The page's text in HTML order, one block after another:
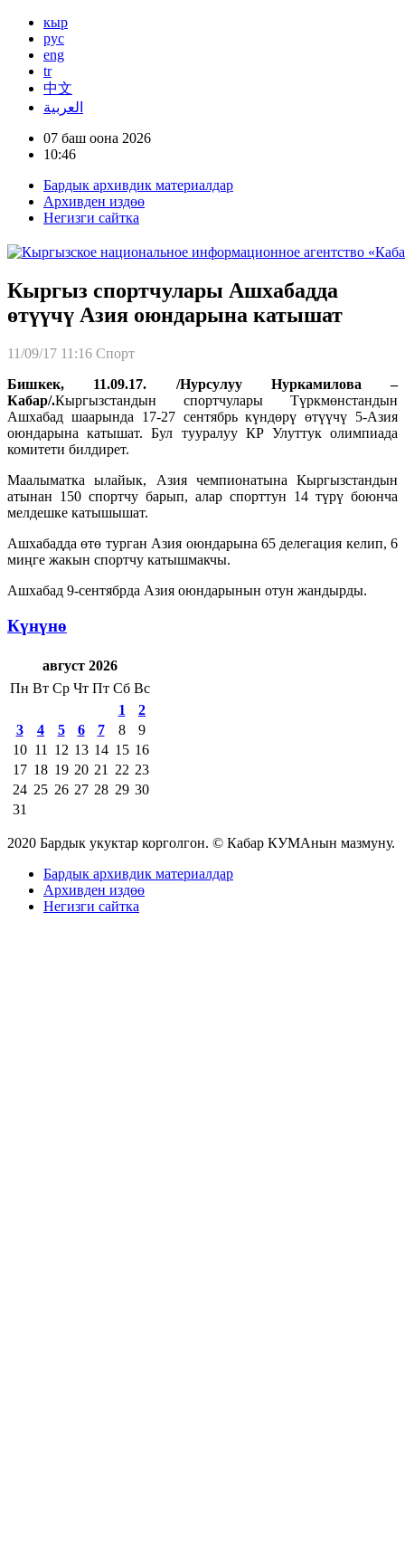
кыр
рус
eng
tr
中文
العربية
07 баш оона 2026
10:46
Бардык архивдик материалдар
Архивден издөө
Негизги сайтка
Кыргыз спортчулары Ашхабадда
өтүүчү Азия оюндарына катышат
11/09/17 11:16 Спорт
Бишкек, 11.09.17. /Нурсулуу Нуркамилова –
Кабар/.Кыргызстандын спортчулары Түркмөнстандын
Ашхабад шаарында 17-27 сентябрь күндөрү өтүүчү 5-Азия
оюндарына катышат. Бул тууралуу КР Улуттук олимпиада
комитети билдирет.
Маалыматка ылайык, Азия чемпионатына Кыргызстандын
атынан 150 спортчу барып, алар спорттун 14 түрү боюнча
мелдешке катышышат.
Ашхабадда өтө турган Азия оюндарына 65 делегация келип, 6
миңге жакын спортчу катышмакчы.
Ашхабад 9-сентябрда Азия оюндарынын отун жандырды.
Күнүнө
август 2026
Пн Вт Ср Чт Пт Сб Вс
1
2
3
4 5 6 7 8
9
10 11 12 13 14 15 16
17 18 19 20 21 22 23
24 25 26 27 28 29 30
31
2020 Бардык укуктар корголгон. © Кабар КУМАнын мазмуну.
Бардык архивдик материалдар
Архивден издөө
Негизги сайтка